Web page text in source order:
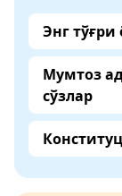
Энг
Мумтоз
сўзлар